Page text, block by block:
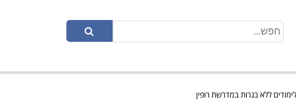
ללא בגרות במדרשת רופין